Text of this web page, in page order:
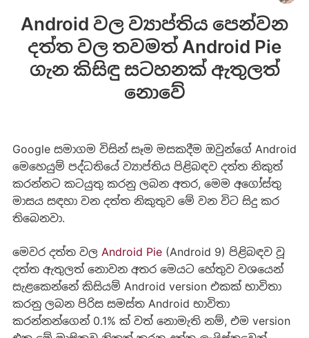
Android වල ව්‍යාප්තිය පෙන්වන
දත්ත වල තවමත් Android Pie
ගැන කිසිඳු සටහනක් ඇතුලත්
නොවේ
Google සමාගම විසින් සෑම මසකදීම ඔවුන්ගේ Android
මෙහෙයුම් පද්ධතියේ ව්‍යාප්තිය පිළිබඳව දත්ත නිකුත්
කරන්නට කටයුතු කරනු ලබන අතර, මෙම අගෝස්තු
මාසය සඳහා වන දත්ත නිකුතුව මේ වන විට සිදු කර
තිබෙනවා.
මෙවර දත්ත වල Android Pie(Android 9) පිළිබඳව වූ
දත්ත ඇතුලත් නොවන අතර මෙයට හේතුව වශයෙන්
සැළකෙන්නේ කිසියම් Android version එකක් භාවිතා
කරනු ලබන පිරිස සමස්ත Android භාවිතා
කරන්නන්ගෙන් 0.1% ක් වත් නොමැති නම්, එම version